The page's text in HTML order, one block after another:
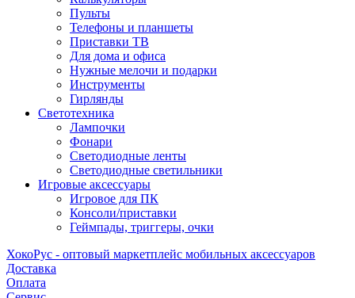
Пульты
Телефоны и планшеты
Приставки ТВ
Для дома и офиса
Нужные мелочи и подарки
Инструменты
Гирлянды
Светотехника
Лампочки
Фонари
Светодиодные ленты
Светодиодные светильники
Игровые аксессуары
Игровое для ПК
Консоли/приставки
Геймпады, триггеры, очки
ХокоРус - оптовый маркетплейс мобильных аксессуаров
Доставка
Оплата